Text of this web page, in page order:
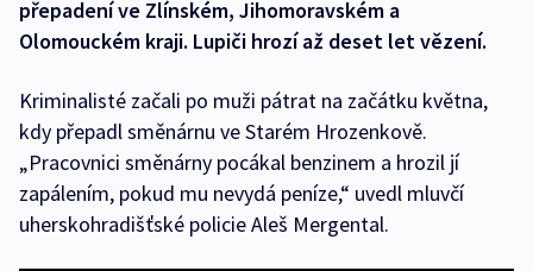
přepadení ve Zlínském, Jihomoravském a
Olomouckém kraji. Lupiči hrozí až deset let vězení.
Kriminalisté začali po muži pátrat na začátku května,
kdy přepadl směnárnu ve Starém Hrozenkově.
„Pracovnici směnárny pocákal benzinem a hrozil jí
zapálením, pokud mu nevydá peníze,“ uvedl mluvčí
uherskohradišťské policie Aleš Mergental.